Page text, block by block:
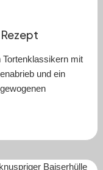
mit
und ein